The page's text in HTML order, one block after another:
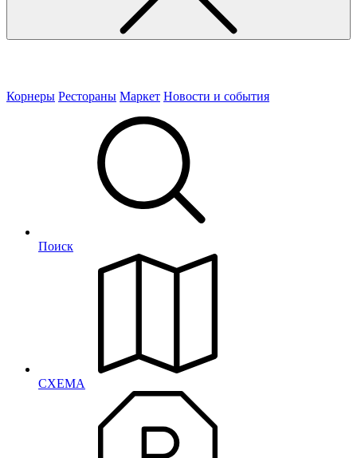
Корнеры Рестораны Маркет Новости и события
Поиск
СХЕМА